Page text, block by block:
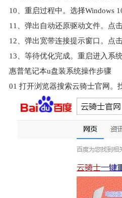
10、重启过程中。选择Windows
11、弹出自动还原驱动文件。点
12、弹出宽带连接提示窗口。点
13、等待优化完成。重启进入系
惠普笔记本u盘装系统操作步骤
01 打开浏览器搜索云骑士官网。